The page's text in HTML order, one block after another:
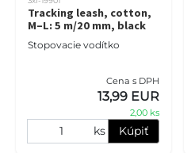
Tracking leash, cotton,
M–L: 5 m/20 mm, black
Stopovacie vodítko
Cena s DPH
13,99 EUR
2,00 ks
ks Kúpiť